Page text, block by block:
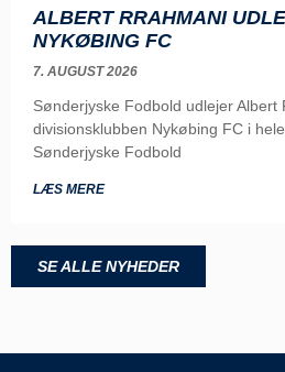
ALBERT RRAHMANI
NYKØBING FC
7. AUGUST 2026
Sønderjyske Fodbold udlejer Albert
divisionsklubben Nykøbing FC i
Sønderjyske Fodbold
LÆS MERE
SE ALLE NYHEDER